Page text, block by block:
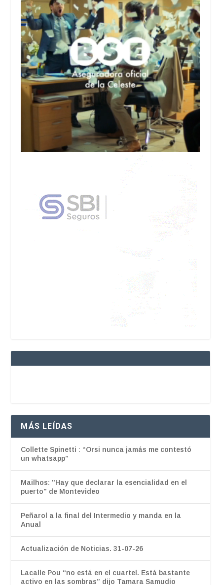
MÁS LEÍDAS
Collette Spinetti : “Orsi nunca jamás me contestó
un whatsapp”
Mailhos: "Hay que declarar la esencialidad en el
puerto" de Montevideo
Peñarol a la final del Intermedio y manda en la
Anual
Actualización de Noticias. 31-07-26
Lacalle Pou “no está en el cuartel. Está bastante
activo en las sombras” dijo Tamara Samudio